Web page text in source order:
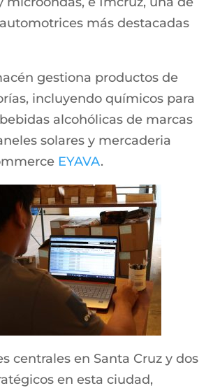
más destacadas
gestiona productos de
incluyendo químicos para
alcohólicas de marcas
solares y mercaderia
EYAVA.
centrales en Santa Cruz y dos
en esta ciudad,